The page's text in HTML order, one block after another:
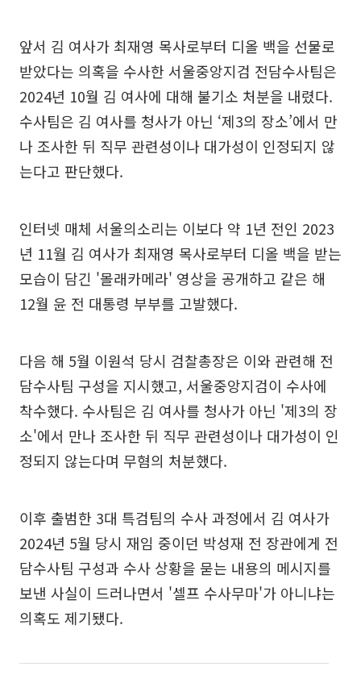
앞서 김 여사가 최재영 목사로부터 디올 백을 선물로
받았다는 의혹을 수사한 서울중앙지검 전담수사팀은
2024년 10월 김 여사에 대해 불기소 처분을 내렸다.
수사팀은 김 여사를 청사가 아닌 ‘제3의 장소’에서 만
나 조사한 뒤 직무 관련성이나 대가성이 인정되지 않
는다고 판단했다.
인터넷 매체 서울의소리는 이보다 약 1년 전인 2023
년 11월 김 여사가 최재영 목사로부터 디올 백을 받는
모습이 담긴 '몰래카메라' 영상을 공개하고 같은 해
12월 윤 전 대통령 부부를 고발했다.
다음 해 5월 이원석 당시 검찰총장은 이와 관련해 전
담수사팀 구성을 지시했고, 서울중앙지검이 수사에
착수했다. 수사팀은 김 여사를 청사가 아닌 '제3의 장
소'에서 만나 조사한 뒤 직무 관련성이나 대가성이 인
정되지 않는다며 무혐의 처분했다.
이후 출범한 3대 특검팀의 수사 과정에서 김 여사가
2024년 5월 당시 재임 중이던 박성재 전 장관에게 전
담수사팀 구성과 수사 상황을 묻는 내용의 메시지를
보낸 사실이 드러나면서 '셀프 수사무마'가 아니냐는
의혹도 제기됐다.